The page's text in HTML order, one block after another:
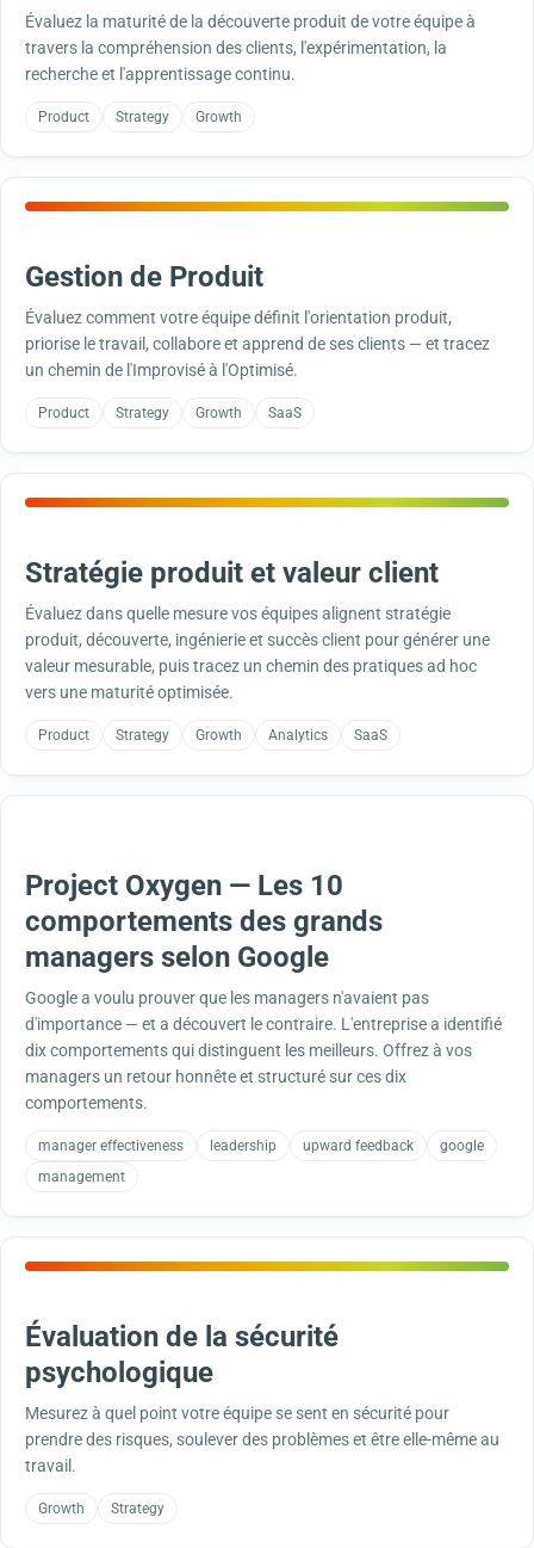
Évaluez la maturité de la découverte produit de votre équipe à
travers la compréhension des clients, l'expérimentation, la
recherche et l'apprentissage continu.
Product Strategy Growth
Gestion de Produit
Évaluez comment votre équipe définit l'orientation produit,
priorise le travail, collabore et apprend de ses clients — et tracez
un chemin de l'Improvisé à l'Optimisé.
Product Strategy Growth SaaS
Stratégie produit et valeur client
Évaluez dans quelle mesure vos équipes alignent stratégie
produit, découverte, ingénierie et succès client pour générer une
valeur mesurable, puis tracez un chemin des pratiques ad hoc
vers une maturité optimisée.
Product Strategy Growth Analytics SaaS
Project Oxygen — Les 10
comportements des grands
managers selon Google
Google a voulu prouver que les managers n'avaient pas
d'importance — et a découvert le contraire. L'entreprise a identifié
dix comportements qui distinguent les meilleurs. Offrez à vos
managers un retour honnête et structuré sur ces dix
comportements.
manager effectiveness leadership upward feedback
google
management
Évaluation de la sécurité
psychologique
Mesurez à quel point votre équipe se sent en sécurité pour
prendre des risques, soulever des problèmes et être elle-même au
travail.
Growth Strategy